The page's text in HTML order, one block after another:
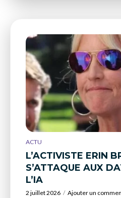
ACTU
L’ACTIVISTE ERIN
S’ATTAQUE AUX
L’IA
2 juillet 2026 Ajouter un